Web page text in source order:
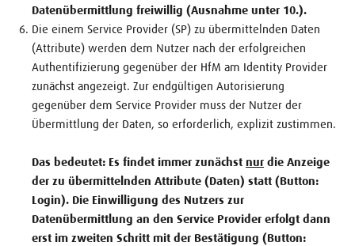
Datenübermittlung freiwillig (Ausnahme unter 10.).
Die einem Service Provider (SP) zu übermittelnden Daten
(Attribute) werden dem Nutzer nach der erfolgreichen
Authentifizierung gegenüber der HfM am Identity Provider
zunächst angezeigt. Zur endgültigen Autorisierung
gegenüber dem Service Provider muss der Nutzer der
Übermittlung der Daten, so erforderlich, explizit zustimmen.
Das bedeutet: Es findet immer zunächst nur die Anzeige
der zu übermittelnden Attribute (Daten) statt (Button:
Login). Die Einwilligung des Nutzers zur
Datenübermittlung an den Service Provider erfolgt dann
erst im zweiten Schritt mit der Bestätigung (Button: